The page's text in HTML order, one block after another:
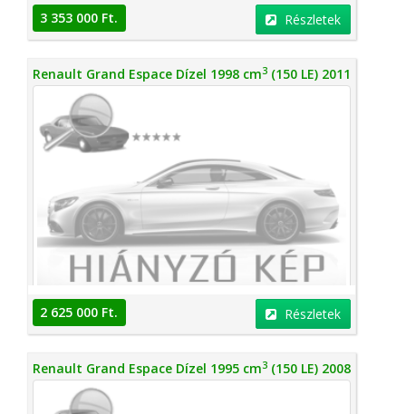
3 353 000 Ft. Részletek
Renault Grand Espace Dízel 1998 cm3 (150 LE) 2011
2 625 000 Ft. Részletek
Renault Grand Espace Dízel 1995 cm3 (150 LE) 2008